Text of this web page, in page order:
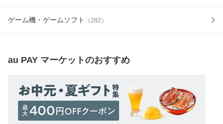
ゲーム機・ゲームソフト （282 ）
au PAY マーケットのおすすめ